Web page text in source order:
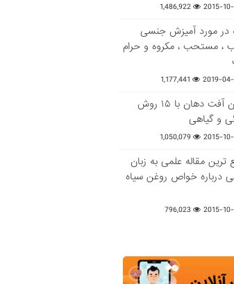
2015-
1,486,922
در مورد آمیزش جنسی
، مستحب ، مکروه و حرام
2019-
1,177,441
درمان آفت دهان با ۱۵ روش
و گیاهی
2015-
1,050,079
ترین مقاله علمی به زبان
درباره خواص روغن سیاه
2015-
796,023